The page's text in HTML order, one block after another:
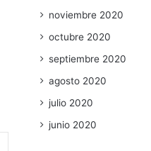
noviembre 2020
octubre 2020
septiembre 2020
agosto 2020
julio 2020
junio 2020